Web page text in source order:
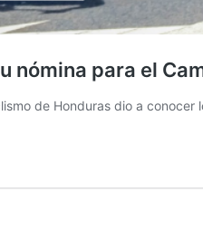
nómina para el
de Honduras dio a